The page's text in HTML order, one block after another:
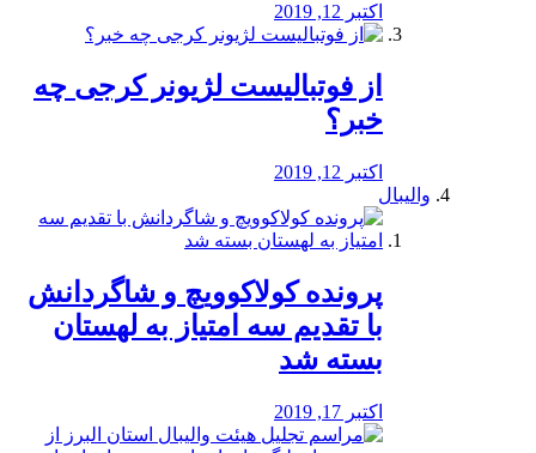
اکتبر 12, 2019
از فوتبالیست لژیونر کرجی چه
خبر؟
اکتبر 12, 2019
والیبال
پرونده کولاکوویچ و شاگردانش
با تقدیم سه امتیاز به لهستان
بسته شد
اکتبر 17, 2019